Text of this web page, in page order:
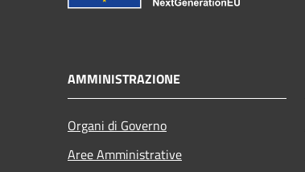
AMMINISTRAZIONE
Organi di Governo
Aree Amministrative